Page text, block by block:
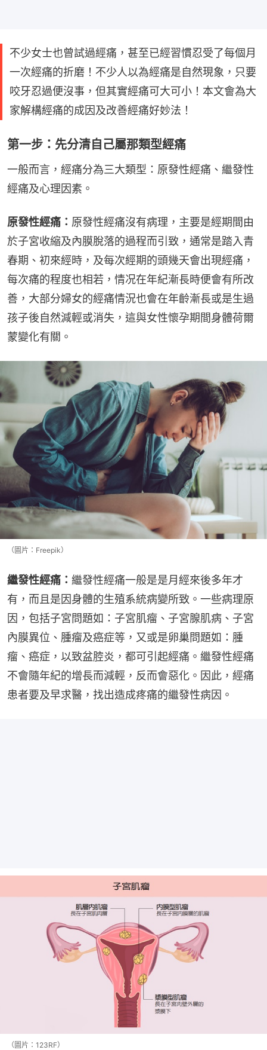
不少女士也曾試過經痛，甚至已經習慣忍受了每個月
一次經痛的折磨！不少人以為經痛是自然現象，只要
咬牙忍過便沒事，但其實經痛可大可小！本文會為大
家解構經痛的成因及改善經痛好妙法！
第一步：先分清自己屬那類型經痛
一般而言，經痛分為三大類型：原發性經痛、繼發性
經痛及心理因素。
原發性經痛： 原發性經痛沒有病理，主要是經期間由
於子宮收縮及內膜脫落的過程而引致，通常是踏入青
春期、初來經時，及每次經期的頭幾天會出現經痛，
每次痛的程度也相若，情况在年紀漸長時便會有所改
善，大部分婦女的經痛情況也會在年齡漸長或是生過
孩子後自然減輕或消失，這與女性懷孕期間身體荷爾
蒙變化有關。
（圖片：Freepik）
繼發性經痛： 繼發性經痛一般是是月經來後多年才
有，而且是因身體的生殖系統病變所致。一些病理原
因，包括子宮問題如：子宮肌瘤、子宮腺肌病、子宮
內膜異位、腫瘤及癌症等，又或是卵巢問題如：腫
瘤、癌症，以致盆腔炎，都可引起經痛。繼發性經痛
不會隨年紀的增長而減輕，反而會惡化。因此，經痛
患者要及早求醫，找出造成疼痛的繼發性病因。
（圖片：123RF）